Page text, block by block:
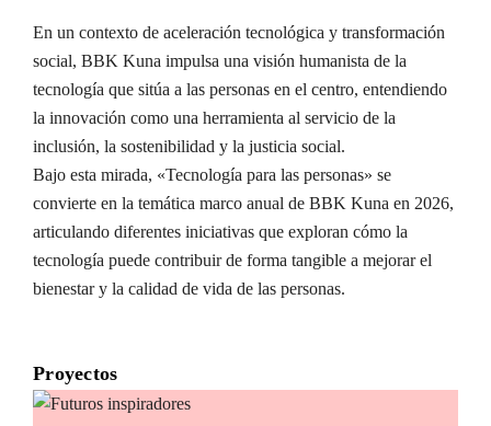
En un contexto de aceleración tecnológica y transformación
social, BBK Kuna impulsa una visión humanista de la
tecnología que sitúa a las personas en el centro, entendiendo
la innovación como una herramienta al servicio de la
inclusión, la sostenibilidad y la justicia social.
Bajo esta mirada, «Tecnología para las personas» se
convierte en la temática marco anual de BBK Kuna en 2026,
articulando diferentes iniciativas que exploran cómo la
tecnología puede contribuir de forma tangible a mejorar el
bienestar y la calidad de vida de las personas.
Proyectos